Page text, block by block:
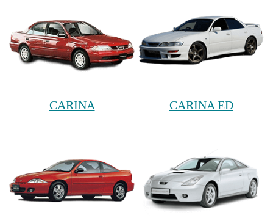
CARINA CARINA ED